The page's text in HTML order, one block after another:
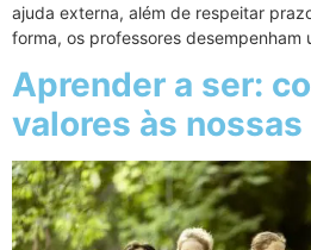
ajuda externa, além de respeitar
forma, os professores
Aprender a ser:
valores às